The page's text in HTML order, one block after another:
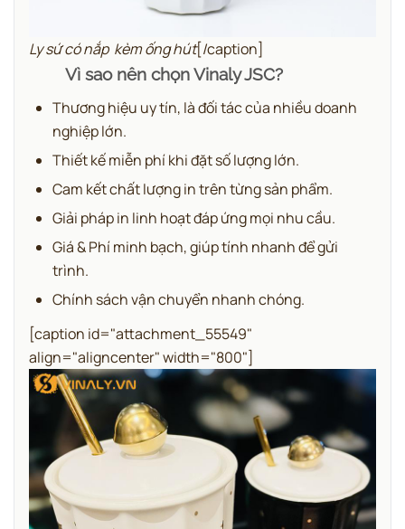
Ly sứ có nắp kèm ống hút[/caption]
Vì sao nên chọn Vinaly JSC?
Thương hiệu uy tín, là đối tác của nhiều doanh
nghiệp lớn.
Thiết kế miễn phí khi đặt số lượng lớn.
Cam kết chất lượng in trên từng sản phẩm.
Giải pháp in linh hoạt đáp ứng mọi nhu cầu.
Giá & Phí minh bạch, giúp tính nhanh để gửi
trình.
Chính sách vận chuyển nhanh chóng.
[caption id="attachment_55549"
align="aligncenter" width="800"]